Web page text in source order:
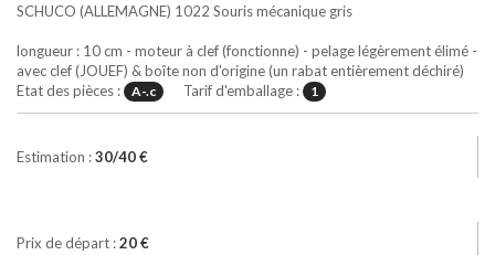
SCHUCO (ALLEMAGNE) 1022 Souris mécanique gris
longueur : 10 cm - moteur à clef (fonctionne) - pelage légèrement élimé -
avec clef (JOUEF) & boîte non d'origine (un rabat entièrement déchiré)
Etat des pièces :
A-.c Tarif d'emballage : 1
Estimation :30/40 €
Prix de départ :20 €